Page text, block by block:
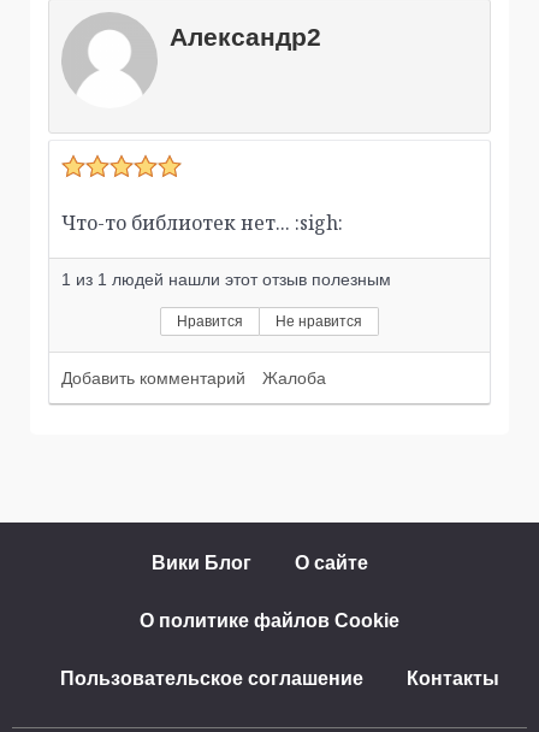
Александр2
Что-то библиотек нет... :sigh:
1 из 1 людей нашли этот отзыв полезным
Нравится Не нравится
Добавить комментарий Жалоба
Вики Блог О сайте
О политике файлов Cookie
Пользовательское соглашение Контакты